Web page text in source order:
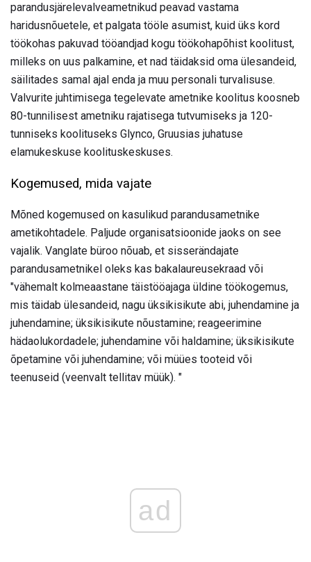
parandusjärelevalveametnikud peavad vastama
haridusnõuetele, et palgata tööle asumist, kuid üks kord
töökohas pakuvad tööandjad kogu töökohapõhist koolitust,
milleks on uus palkamine, et nad täidaksid oma ülesandeid,
säilitades samal ajal enda ja muu personali turvalisuse.
Valvurite juhtimisega tegelevate ametnike koolitus koosneb
80-tunnilisest ametniku rajatisega tutvumiseks ja 120-
tunniseks koolituseks Glynco, Gruusias juhatuse
elamukeskuse koolituskeskuses.
Kogemused, mida vajate
Mõned kogemused on kasulikud parandusametnike
ametikohtadele. Paljude organisatsioonide jaoks on see
vajalik. Vanglate büroo nõuab, et sisserändajate
parandusametnikel oleks kas bakalaureusekraad või
"vähemalt kolmeaastane täistööajaga üldine töökogemus,
mis täidab ülesandeid, nagu üksikisikute abi, juhendamine ja
juhendamine; üksikisikute nõustamine; reageerimine
hädaolukordadele; juhendamine või haldamine; üksikisikute
õpetamine või juhendamine; või müües tooteid või
teenuseid (veenvalt tellitav müük). "
ad